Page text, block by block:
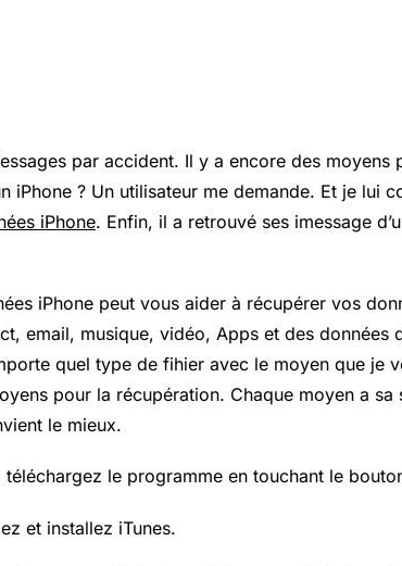
par accident. Il y a encore des moyens
iPhone ? Un utilisateur me demande. Et je lui
iPhone. Enfin, il a retrouvé ses imessage
iPhone peut vous aider à récupérer vos
email, musique, vidéo, Apps et des données
quel type de fihier avec le moyen que je
pour la récupération. Chaque moyen a sa
le mieux.
le programme en touchant le
et installez iTunes.